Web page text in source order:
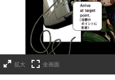
拡大 全画面